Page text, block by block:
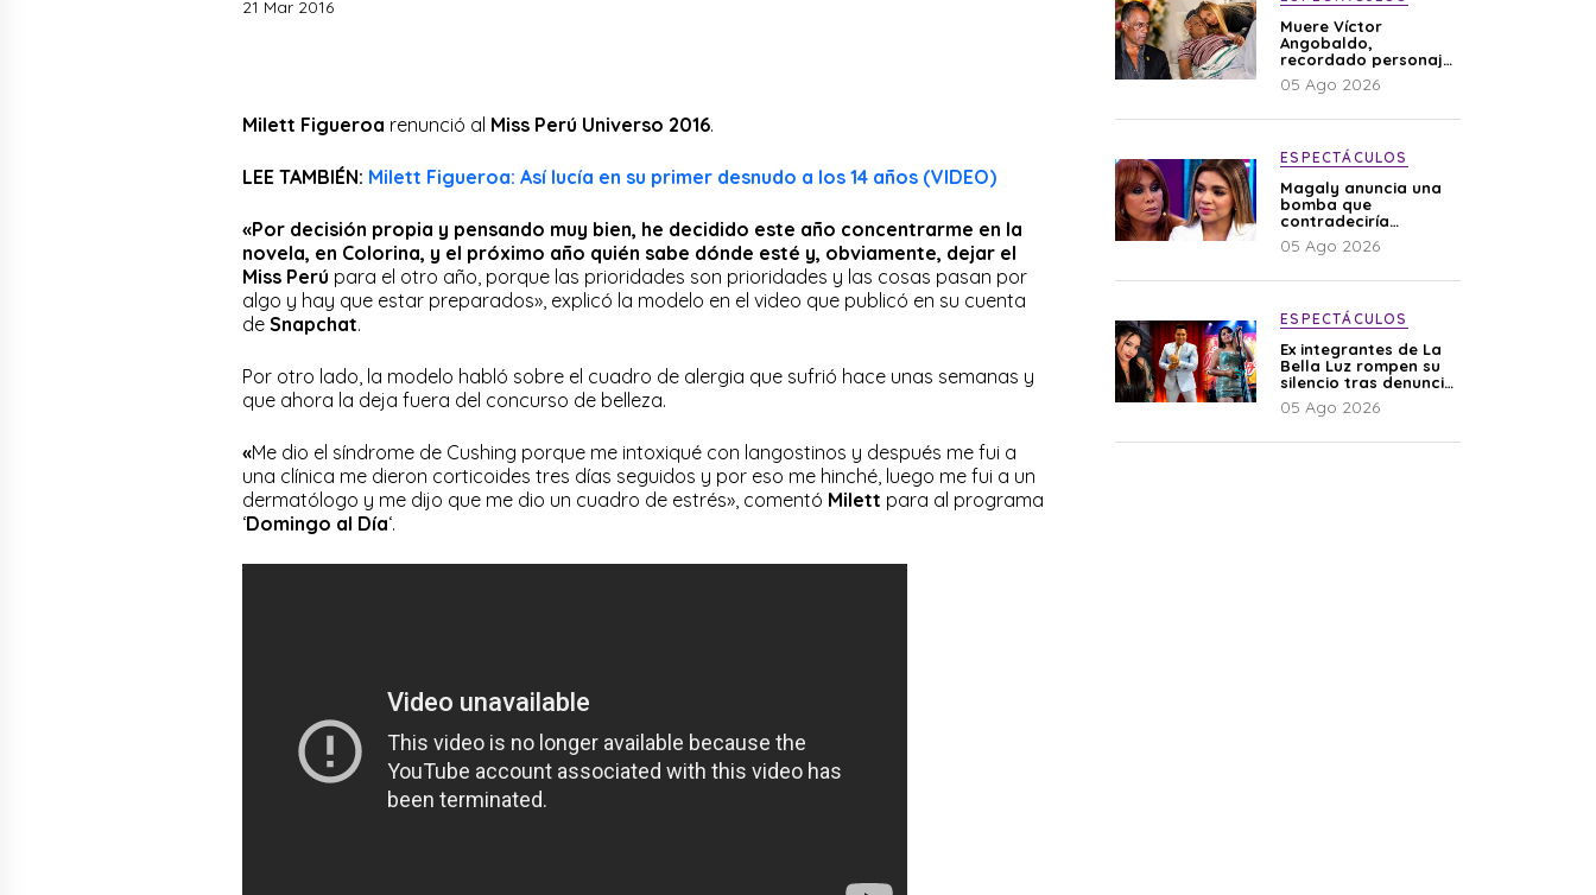
21 Mar 2016
Milett Figueroa renunció al Miss Perú Universo 2016.
LEE TAMBIÉN: Milett Figueroa: Así lucía en su primer desnudo a los 14 años (VIDEO)
«Por decisión propia y pensando muy bien, he decidido este año concentrarme en la
novela, en Colorina, y el próximo año quién sabe dónde esté y, obviamente, dejar el
Miss Perú para el otro año, porque las prioridades son prioridades y las cosas pasan por
algo y hay que estar preparados», explicó la modelo en el video que publicó en su cuenta
de Snapchat.
Por otro lado, la modelo habló sobre el cuadro de alergia que sufrió hace unas semanas y
que ahora la deja fuera del concurso de belleza.
«Me dio el síndrome de Cushing porque me intoxiqué con langostinos y después me fui a
una clínica me dieron corticoides tres días seguidos y por eso me hinché, luego me fui a un
dermatólogo y me dijo que me dio un cuadro de estrés», comentó Milett para al programa
‘Domingo al Día‘.
Muere Víctor
Angobaldo,
recordado personaje
de la farándula y
expareja de Shirley
05 Ago 2026
ESPECTÁCULOS
Magaly anuncia una
bomba que
contradeciría
comunicado de La
Bella Luz: “Hay un
05 Ago 2026
ESPECTÁCULOS
Ex integrantes de La
Bella Luz rompen su
silencio tras denuncia
de Naldy: “Todo el
mundo lo sabía”
05 Ago 2026